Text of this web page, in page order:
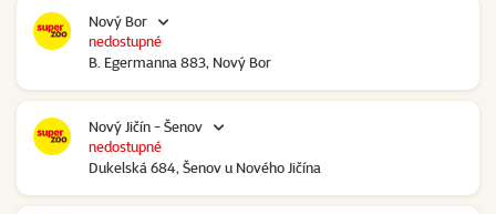
Nový Bor
B. Egermanna 883, Nový Bor
nedostupné
Nový Jičín - Šenov
Dukelská 684, Šenov u Nového Jičína
nedostupné